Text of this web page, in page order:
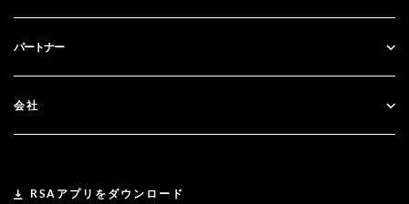
金融サービス
ブログ
ドキュメンテーション
カスタマー・サポート
パートナー
パートナーになる
会社
リーダーシップ
RSAアプリをダウンロード